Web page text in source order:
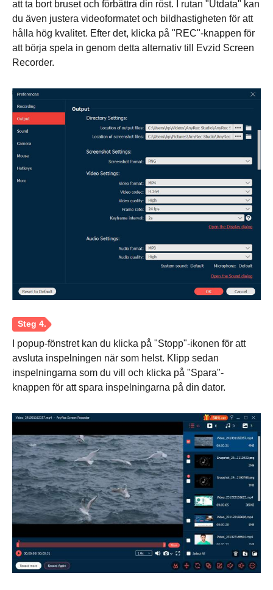
Steg 1.
Steg 2.
att ta bort bruset och förbättra din röst. I rutan "Utdata" kan
du även justera videoformatet och bildhastigheten för att
hålla hög kvalitet. Efter det, klicka på "REC"-knappen för
att börja spela in genom detta alternativ till Evzid Screen
Recorder.
I popup-fönstret kan du klicka på "Stopp"-ikonen för att
avsluta inspelningen när som helst. Klipp sedan
inspelningarna som du vill och klicka på "Spara"-
knappen för att spara inspelningarna på din dator.